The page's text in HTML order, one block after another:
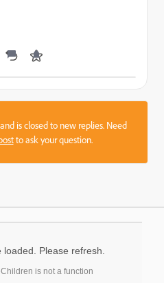
is closed to new replies. Need
to ask your question.
Please refresh.
is not a function